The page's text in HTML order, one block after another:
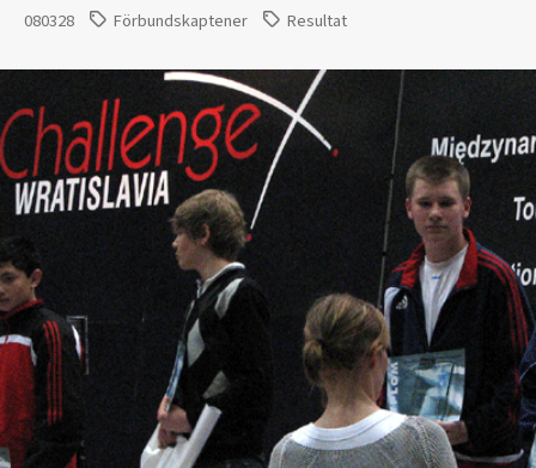
080328 Förbundskaptener Resultat